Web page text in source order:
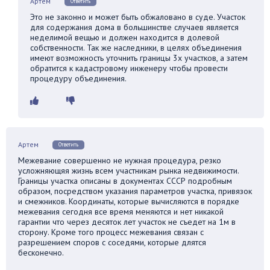
Это не законно и может быть обжаловано в суде. Участок
для содержания дома в большинстве случаев является
неделимой вещью и должен находится в долевой
собственности. Так же наследники, в целях объединения
имеют возможность уточнить границы 3х участков, а затем
обратится к кадастровому инженеру чтобы провести
процедуру объединения.
Артем Ответить
Межевание совершенно не нужная процедура, резко
усложняющяя жизнь всем участникам рынка недвижимости.
Границы участка описаны в документах СССР подробным
образом, посредством указания параметров участка, привязок
и смежников. Координаты, которые вычисляются в порядке
межевания сегодня все время меняются и нет никакой
гарантии что через десяток лет участок не съедет на 1м в
сторону. Кроме того процесс межевания связан с
разрешением споров с соседями, которые длятся
бесконечно.